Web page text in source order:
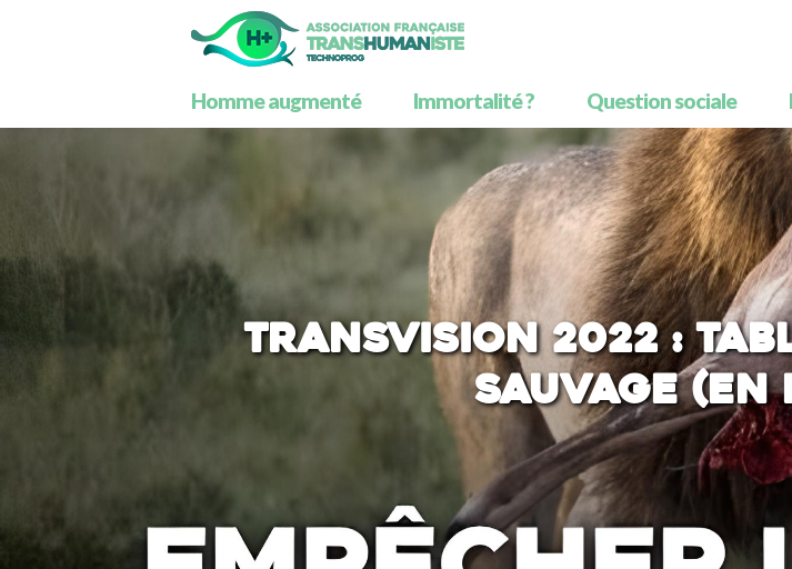
Homme augmenté Immortalité ? Question sociale
TransVision 2022 :
sauvage